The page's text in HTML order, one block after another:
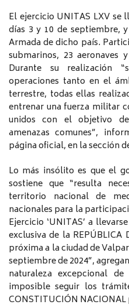
El ejercicio UNITAS LXV se
días 3 y 10 de septiembre,
Armada de dicho país.
submarinos, 23 aeronaves
Durante su realización
operaciones tanto en el
terrestre, todas ellas
entrenar una fuerza militar
unidos con el objetivo
amenazas comunes”,
página oficial, en la sección
Lo más insólito es que el
sostiene que “resulta
territorio nacional de
nacionales para la
Ejercicio ‘UNITAS’ a
exclusiva de la
próxima a la ciudad de
septiembre de 2024”,
naturaleza excepcional
imposible seguir los
CONSTITUCIÓN